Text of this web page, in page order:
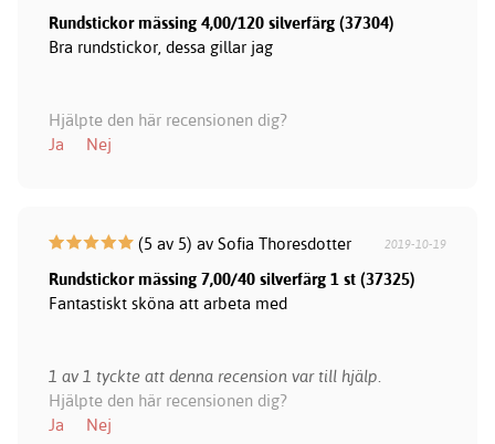
Rundstickor mässing 4,00/120 silverfärg (37304)
Bra rundstickor, dessa gillar jag
Hjälpte den här recensionen dig?
Ja
Nej
(5 av 5) av Sofia Thoresdotter 2019-10-19
Rundstickor mässing 7,00/40 silverfärg 1 st (37325)
Fantastiskt sköna att arbeta med
1 av 1 tyckte att denna recension var till hjälp.
Hjälpte den här recensionen dig?
Ja
Nej